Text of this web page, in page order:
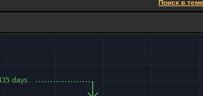
Поиск в теме